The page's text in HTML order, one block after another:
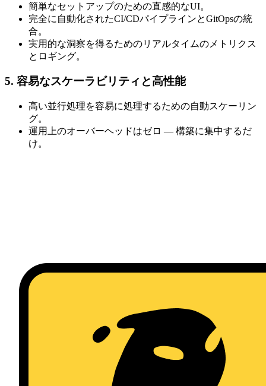
簡単なセットアップのための直感的なUI。
完全に自動化されたCI/CDパイプラインとGitOpsの統
合。
実用的な洞察を得るためのリアルタイムのメトリクス
とロギング。
5. 容易なスケーラビリティと高性能
高い並行処理を容易に処理するための自動スケーリン
グ。
運用上のオーバーヘッドはゼロ — 構築に集中するだ
け。